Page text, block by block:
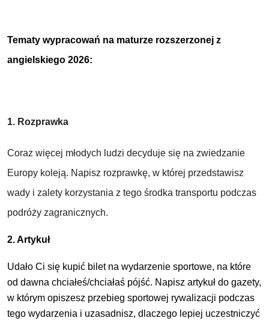
Tematy wypracowań na maturze rozszerzonej z
angielskiego 2026:
1. Rozprawka
Coraz więcej młodych ludzi decyduje się na zwiedzanie
Europy koleją. Napisz rozprawkę, w której przedstawisz
wady i zalety korzystania z tego środka transportu podczas
podróży zagranicznych.
2. Artykuł
Udało Ci się kupić bilet na wydarzenie sportowe, na które
od dawna chciałeś/chciałaś pójść. Napisz artykuł do gazety,
w którym opiszesz przebieg sportowej rywalizacji podczas
tego wydarzenia i uzasadnisz, dlaczego lepiej uczestniczyć